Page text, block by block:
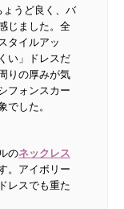
うど良く、バ
じました。全
タイルアッ
い」ドレスだ
りの厚みが気
フォンスカー
した。
のネックレス
。アイボリー
レスでも重た